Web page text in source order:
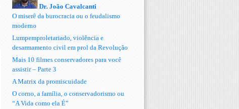
Dr. João Cavalcanti
O miserê da burocracia ou o feudalismo
moderno
Lumpemproletariado, violência e
desarmamento civil em prol da Revolução
Mais 10 filmes conservadores para você
assistir – Parte 3
A Matrix da promiscuidade
O corno, a família, o conservadorismo ou
“A Vida como ela É”